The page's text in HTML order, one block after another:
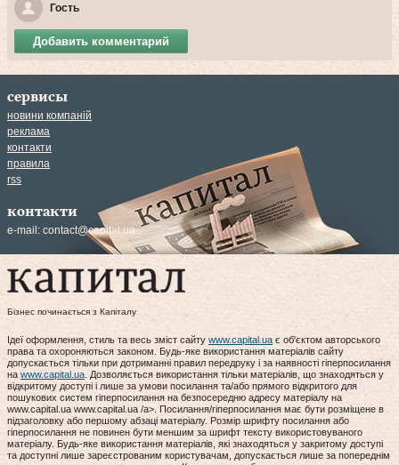
Гость
Добавить комментарий
сервисы
новини компаній
реклама
контакти
правила
rss
контакти
e-mail: contact@capital.ua
Бізнес починається з Капіталу
Ідеї оформлення, стиль та весь зміст сайту www.capital.ua є об'єктом авторського
права та охороняються законом. Будь-яке використання матеріалів сайту
допускається тільки при дотриманні правил передруку і за наявності гіперпосилання
наwww.capital.ua. Дозволяється використання тільки матеріалів, що знаходяться у
відкритому доступі і лише за умови посилання та/або прямого відкритого для
пошукових систем гіперпосилання на безпосередню адресу матеріалу на
www.capital.ua www.capital.ua /a>. Посилання/гіперпосилання має бути розміщене в
підзаголовку або першому абзаці матеріалу. Розмір шрифту посилання або
гіперпосилання не повинен бути меншим за шрифт тексту використовуваного
матеріалу. Будь-яке використання матеріалів, які знаходяться у закритому доступі
та доступні лише зареєстрованим користувачам, допускається лише за попереднім